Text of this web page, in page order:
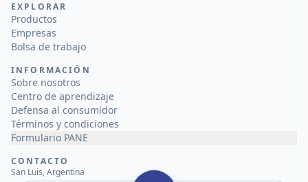
EXPLORAR
Productos
Empresas
Bolsa de trabajo
INFORMACIÓN
Sobre nosotros
Centro de aprendizaje
Defensa al consumidor
Términos y condiciones
Formulario PANE
CONTACTO
San Luis, Argentina